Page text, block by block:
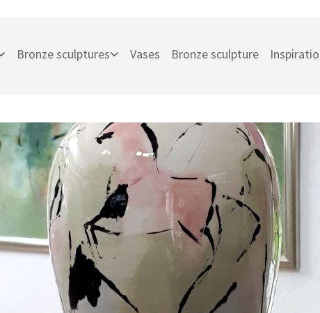
Bronze sculptures Vases Bronze sculpture